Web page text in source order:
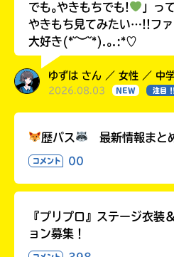
でも｡やきもちでも!
」っ
やきもち見てみたい…!!フ
大好き(*˘︶˘*).｡.:*♡
ゆずは さん ／ 女性 ／ 中
2026.08.03 NEW 注目 !!
歴バス 最新情報まと
コメント 00
『プリプロ』ステージ衣装
ョン募集！